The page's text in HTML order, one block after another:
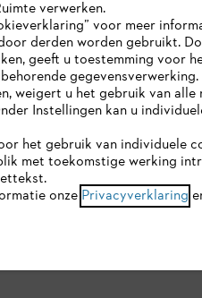
rapportagesysteem
Impressum
verwerken.
voor meer
derden worden gebruikt.
geeft u toestemming voor
weigert u het gebruik van
Instellingen kan u
het gebruik van individuele
met toekomstige werking
onze Privacyverklaring